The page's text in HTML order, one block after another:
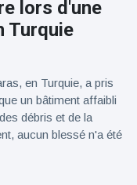
lors d'une
Turquie
en Turquie, a pris
un bâtiment affaibli
débris et de la
aucun blessé n'a été